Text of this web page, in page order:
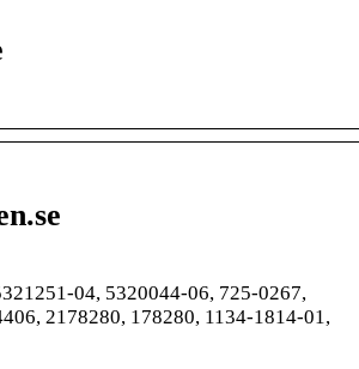
04, 5320044-06, 725-0267,
2178280, 178280, 1134-1814-01,